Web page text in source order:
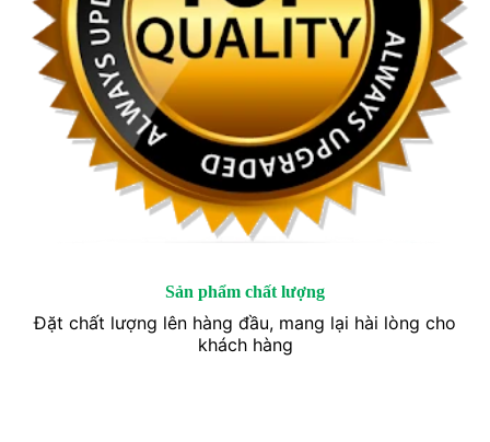
Sản phẩm chất lượng
Đặt chất lượng lên hàng đầu, mang lại hài lòng cho
khách hàng